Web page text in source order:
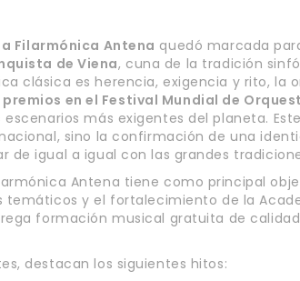
Filarmónica Antena quedó marcada
de Viena, cuna de la tradición
clásica es herencia, exigencia y rito, la
en el Festival Mundial de
más exigentes del planeta.
sino la confirmación de una
de igual a igual con las grandes
Antena tiene como principal
y el fortalecimiento de la
formación musical gratuita de
destacan los siguientes hitos: